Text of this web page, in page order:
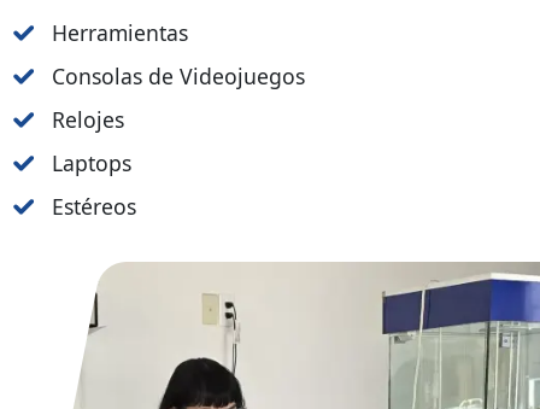
Herramientas
Consolas de Videojuegos
Relojes
Laptops
Estéreos